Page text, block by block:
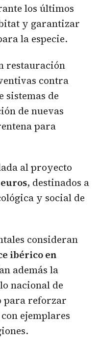
los últimos
y garantizar
la especie.
restauración
contra
sistemas de
de nuevas
para
al proyecto
, destinados a
y social de
consideran
ibérico en
además la
nacional de
para reforzar
ejemplares